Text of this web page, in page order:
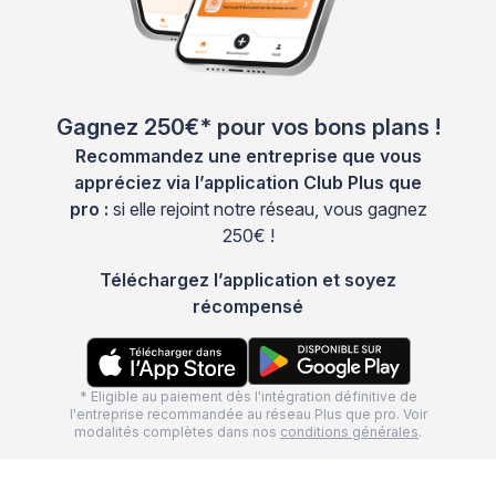
Gagnez 250€* pour vos bons plans !
Recommandez une entreprise que vous
appréciez via l’application Club Plus que
pro : si elle rejoint notre réseau, vous gagnez
250€ !
Téléchargez l’application et soyez
récompensé
* Eligible au paiement dès l'intégration définitive de
l'entreprise recommandée au réseau Plus que pro. Voir
modalités complètes dans nos conditions générales.